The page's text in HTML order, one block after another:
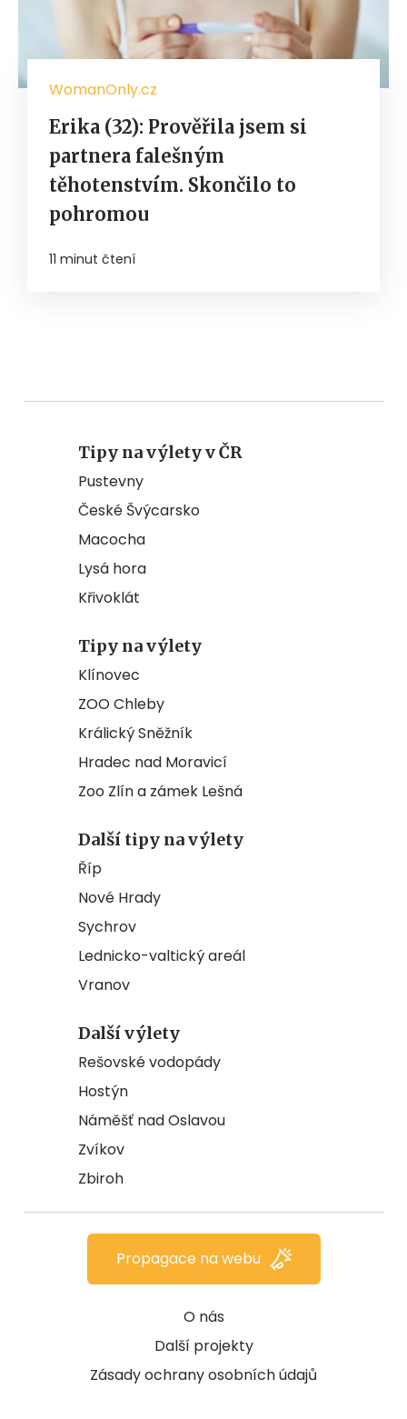
WomanOnly.cz
Erika (32): Prověřila jsem si
partnera falešným
těhotenstvím. Skončilo to
pohromou
11 minut čtení
Tipy na výlety v ČR
Pustevny
České Švýcarsko
Macocha
Lysá hora
Křivoklát
Tipy na výlety
Klínovec
ZOO Chleby
Králický Sněžník
Hradec nad Moravicí
Zoo Zlín a zámek Lešná
Další tipy na výlety
Říp
Nové Hrady
Sychrov
Lednicko-valtický areál
Vranov
Další výlety
Rešovské vodopády
Hostýn
Náměšť nad Oslavou
Zvíkov
Zbiroh
O nás
Další projekty
Zásady ochrany osobních údajů
Propagace na webu